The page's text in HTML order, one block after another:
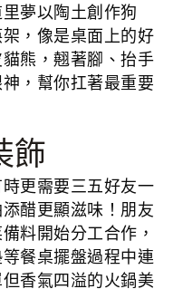
夢以陶土創作狗
，像是桌面上的好
熊，翹著腳、抬手
，幫你扛著最重要
飾
更需要三五好友一
醋更顯滋味！朋友
料開始分工合作，
餐桌擺盤過程中連
香氣四溢的火鍋美